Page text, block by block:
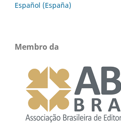
Español (España)
Membro da